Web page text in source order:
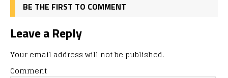
BE THE FIRST TO COMMENT
Leave a Reply
Your email address will not be published.
Comment